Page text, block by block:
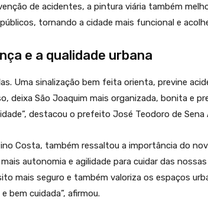
de acidentes, a pintura viária também
tornando a cidade mais funcional e
e a qualidade urbana
Uma sinalização bem feita orienta, previne
deixa São Joaquim mais organizada, bonita e
destacou o prefeito José Teodoro de Sena
Costa, também ressaltou a importância do
autonomia e agilidade para cuidar das nossas
mais seguro e também valoriza os espaços
bem cuidada”, afirmou.